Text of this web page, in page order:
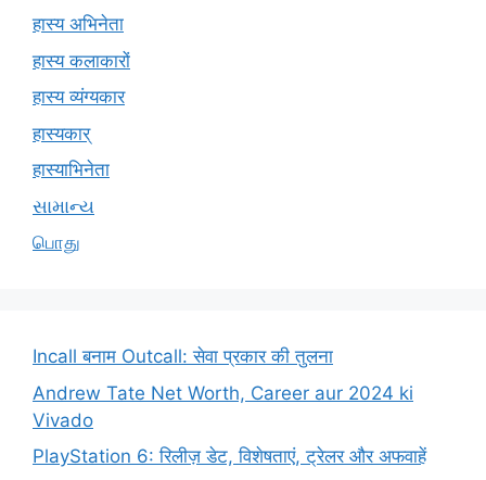
हास्य अभिनेता
हास्य कलाकारों
हास्य व्यंग्यकार
हास्यकार्
हास्याभिनेता
સામાન્ય
பொது
Incall बनाम Outcall: सेवा प्रकार की तुलना
Andrew Tate Net Worth, Career aur 2024 ki
Vivado
PlayStation 6: रिलीज़ डेट, विशेषताएं, ट्रेलर और अफवाहें